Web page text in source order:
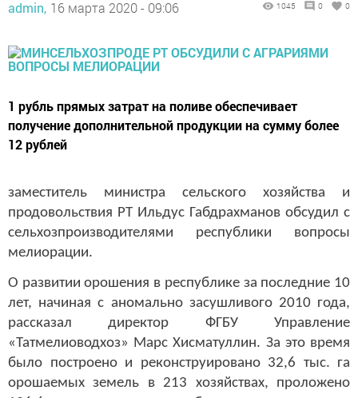
admin, 16 марта 2020 - 09:06 1045 0 0
1 рубль прямых затрат на поливе обеспечивает
получение дополнительной продукции на сумму более
12 рублей
заместитель министра сельского хозяйства и
продовольствия РТ Ильдус Габдрахманов обсудил с
сельхозпроизводителями республики вопросы
мелиорации.
О развитии орошения в республике за последние 10
лет, начиная с аномально засушливого 2010 года,
рассказал директор ФГБУ Управление
«Татмелиоводхоз» Марс Хисматуллин. За это время
было построено и реконструировано 32,6 тыс. га
орошаемых земель в 213 хозяйствах, проложено